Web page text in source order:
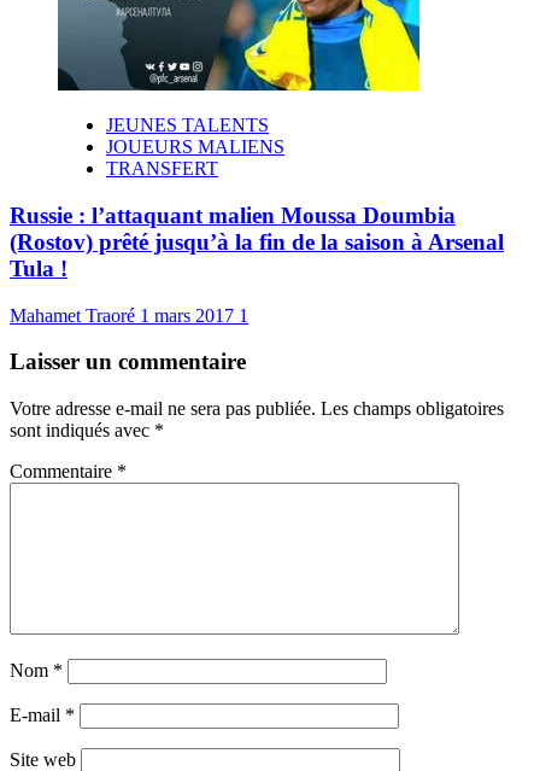
JEUNES TALENTS
JOUEURS MALIENS
TRANSFERT
Russie : l’attaquant malien Moussa Doumbia
(Rostov) prêté jusqu’à la fin de la saison à Arsenal
Tula !
Mahamet Traoré 1 mars 2017 1
Laisser un commentaire
Votre adresse e-mail ne sera pas publiée. Les champs obligatoires
sont indiqués avec *
Commentaire *
Nom *
E-mail *
Site web